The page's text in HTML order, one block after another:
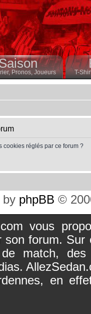
Pronos, Joueurs T-
cookies réglés par ce forum ?
by phpBB ©
vous
son forum.
match, des
en